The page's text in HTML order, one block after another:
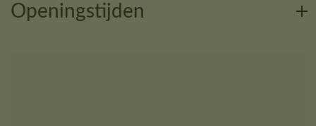
Openingstijden